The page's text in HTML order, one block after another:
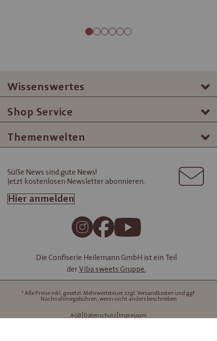
Wissenswertes
Shop Service
Themenwelten
Süße News sind gute News!
Jetzt kostenlosen Newsletter abonnieren.
Hier anmelden
Die Confiserie Heilemann GmbH ist ein Teil
derViba sweets Gruppe.
* Alle Preise inkl. gesetzl. Mehrwertsteuer zzgl. Versandkosten und ggf.
Nachnahmegebühren, wenn nicht anders beschrieben
AGB Datenschutz Impressum